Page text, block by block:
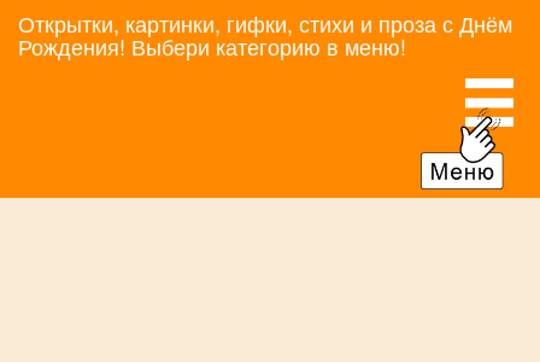
Открытки, картинки, гифки, стихи и проза с Днём
Рождения! Выбери категорию в меню!